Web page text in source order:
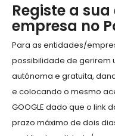
Registe a
empresa no
Para as entidades/
possibilidade de gerirem
autónoma e gratuita,
e colocando o mesmo
GOOGLE dado que o
prazo máximo de dois